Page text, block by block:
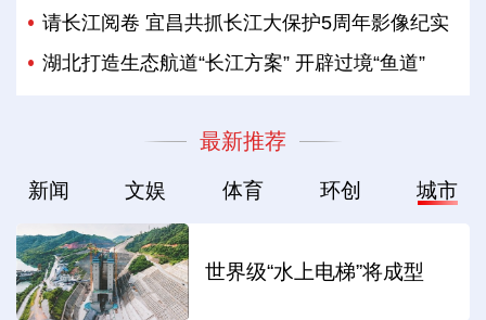
请长江阅卷 宜昌共抓长江大保护5周年影像纪实
湖北打造生态航道“长江方案” 开辟过境“鱼道”
最新推荐
新闻 文娱 体育 环创 城市
世界级“水上电梯”将成型